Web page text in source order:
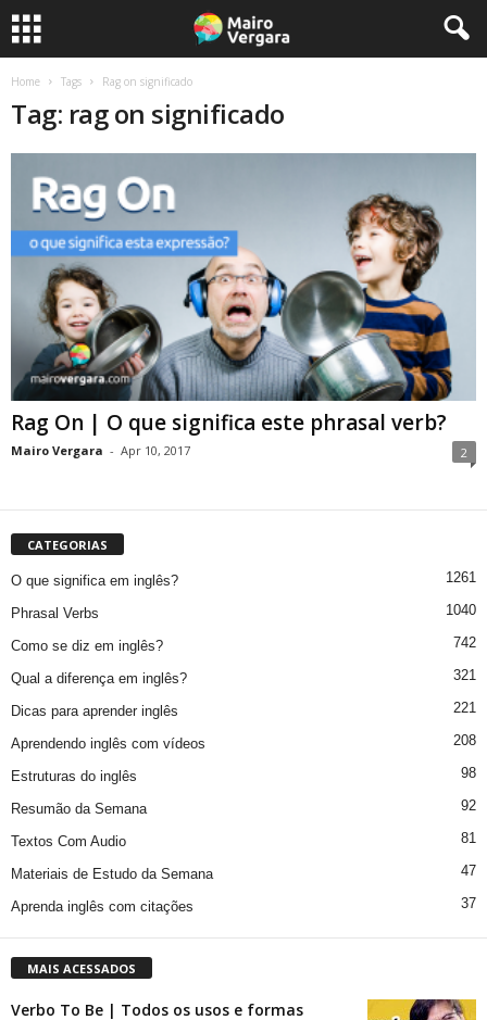
Home Tags Rag on significado
Tag: rag on significado
Rag On | O que significa este phrasal verb?
Mairo Vergara - Apr 10, 2017 2
CATEGORIAS
O que significa em inglês? 1261
Phrasal Verbs 1040
Como se diz em inglês? 742
Qual a diferença em inglês? 321
Dicas para aprender inglês 221
Aprendendo inglês com vídeos 208
Estruturas do inglês 98
Resumão da Semana 92
Textos Com Audio 81
Materiais de Estudo da Semana 47
Aprenda inglês com citações 37
MAIS ACESSADOS
Verbo To Be | Todos os usos e formas